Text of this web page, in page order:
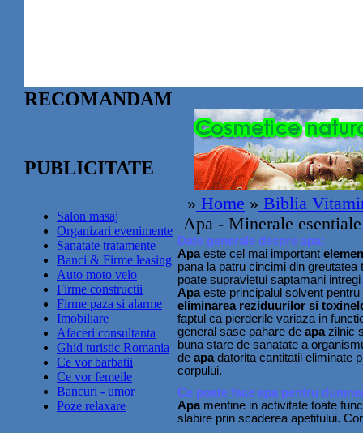
RECOMANDAM
PUBLICITATE
Salon masaj
Organizari evenimente
Sanatate tratamente
Banci & Firme leasing
Auto moto velo
Firme constructii
Firme paza si alarme
Imobiliare
Afaceri consultanta
Ghid turistic Romania
Ce vor barbatii
Ce vor femeile
Bancuri - umor
Poze relaxare
» Home » Biblia
Apa- Minerale esentiale
Date generale despre apa:
Apaeste cel mai important
pana la patru cincimi din
poate supravietui saptamani
Apaeste principalul solvent pentru
eliminarea reziduurilor si
faptul ca pierderile variaza in
general sase pahare de apazilnic
buna stare de sanatate a
de apadatorita cantitatii eliminate
corpului.
Ce poate face apa pentru
Apamentine in activitate toate
slabire prin scaderea apetitului.